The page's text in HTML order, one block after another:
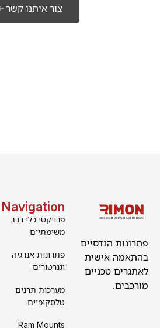
צור איתנו קשר
Navigation
פרויקטי כלי רכב
משימתיים
פתרונות אנרגיה
וגנרטורים
מערכות תרנים
טלסקופיים
Ram Mounts
פתרונות הנדסיים
בהתאמה אישית
לאתגרים טכניים
מורכבים.